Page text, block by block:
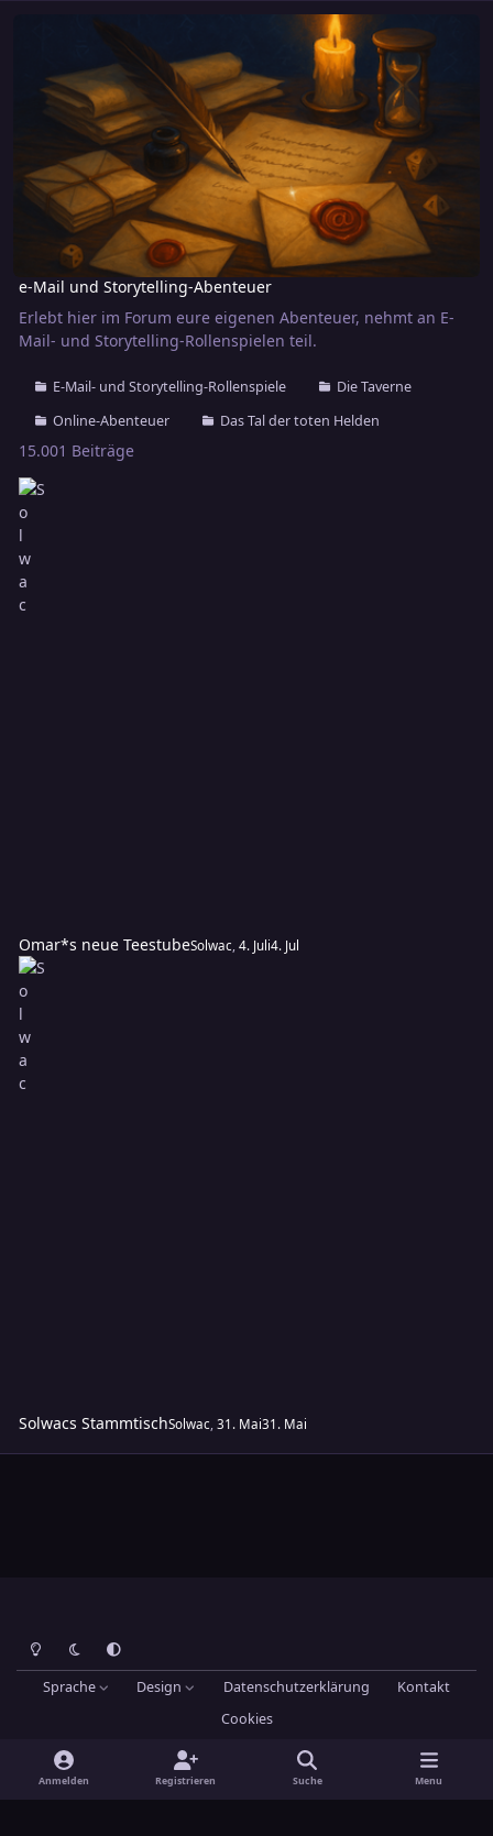
e-Mail und Storytelling-Abenteuer
Erlebt hier im Forum eure eigenen Abenteuer, nehmt an E-
Mail- und Storytelling-Rollenspielen teil.
E-Mail- und Storytelling-Rollenspiele
Die Taverne
Online-Abenteuer
Das Tal der toten Helden
15.001 Beiträge
Omar*s neue TeestubeSolwac, 4. Juli4. Jul
Solwacs StammtischSolwac, 31. Mai31. Mai
Heller ModusDunkler ModusSystemeinstellung
Sprache Design Datenschutzerklärung
Kontakt
Cookies
Hans-Joachim Maier
Invision Community
Anmelden Registrieren Suche Menu